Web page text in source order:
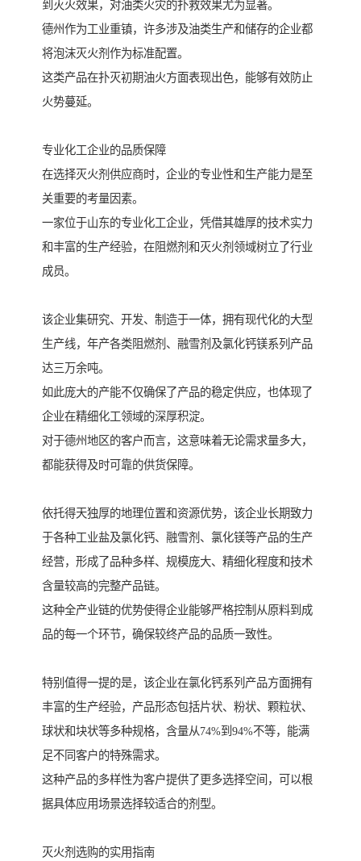
到灭火效果，对油类火灾的扑救效果尤为显著。
德州作为工业重镇，许多涉及油类生产和储存的企业都
将泡沫灭火剂作为标准配置。
这类产品在扑灭初期油火方面表现出色，能够有效防止
火势蔓延。
专业化工企业的品质保障
在选择灭火剂供应商时，企业的专业性和生产能力是至
关重要的考量因素。
一家位于山东的专业化工企业，凭借其雄厚的技术实力
和丰富的生产经验，在阻燃剂和灭火剂领域树立了行业
成员。
该企业集研究、开发、制造于一体，拥有现代化的大型
生产线，年产各类阻燃剂、融雪剂及氯化钙镁系列产品
达三万余吨。
如此庞大的产能不仅确保了产品的稳定供应，也体现了
企业在精细化工领域的深厚积淀。
对于德州地区的客户而言，这意味着无论需求量多大，
都能获得及时可靠的供货保障。
依托得天独厚的地理位置和资源优势，该企业长期致力
于各种工业盐及氯化钙、融雪剂、氯化镁等产品的生产
经营，形成了品种多样、规模庞大、精细化程度和技术
含量较高的完整产品链。
这种全产业链的优势使得企业能够严格控制从原料到成
品的每一个环节，确保较终产品的品质一致性。
特别值得一提的是，该企业在氯化钙系列产品方面拥有
丰富的生产经验，产品形态包括片状、粉状、颗粒状、
球状和块状等多种规格，含量从74%到94%不等，能满
足不同客户的特殊需求。
这种产品的多样性为客户提供了更多选择空间，可以根
据具体应用场景选择较适合的剂型。
灭火剂选购的实用指南